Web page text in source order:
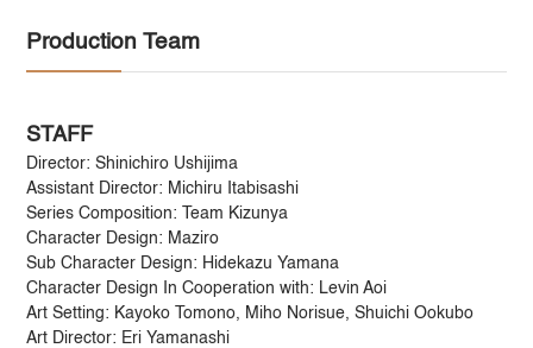
Production Team
STAFF
Director: Shinichiro Ushijima
Assistant Director: Michiru Itabisashi
Series Composition: Team Kizunya
Character Design: Maziro
Sub Character Design: Hidekazu Yamana
Character Design In Cooperation with: Levin Aoi
Art Setting: Kayoko Tomono, Miho Norisue, Shuichi Ookubo
Art Director: Eri Yamanashi